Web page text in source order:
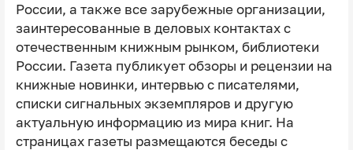
России, а также все зарубежные организации,
заинтересованные в деловых контактах с
отечественным книжным рынком, библиотеки
России. Газета публикует обзоры и рецензии на
книжные новинки, интервью с писателями,
списки сигнальных экземпляров и другую
актуальную информацию из мира книг. На
страницах газеты размещаются беседы с